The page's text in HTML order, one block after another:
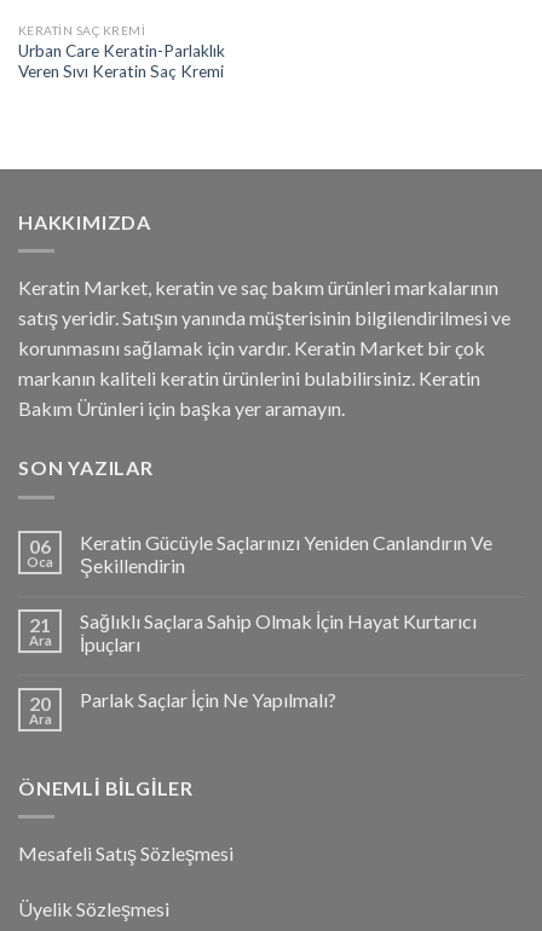
KERATIN SAÇ KREMI
Urban Care Keratin-Parlaklık
Veren Sıvı Keratin Saç Kremi
HAKKIMIZDA
Keratin Market, keratin ve saç bakım ürünleri markalarının
satış yeridir. Satışın yanında müşterisinin bilgilendirilmesi ve
korunmasını sağlamak için vardır. Keratin Market bir çok
markanın kaliteli keratin ürünlerini bulabilirsiniz. Keratin
Bakım Ürünleri için başka yer aramayın.
SON YAZILAR
06
Oca
Keratin Gücüyle Saçlarınızı Yeniden Canlandırın Ve
Şekillendirin
21
Ara
Sağlıklı Saçlara Sahip Olmak İçin Hayat Kurtarıcı
İpuçları
20
Ara
Parlak Saçlar İçin Ne Yapılmalı?
ÖNEMLI BILGILER
Mesafeli Satış Sözleşmesi
Üyelik Sözleşmesi